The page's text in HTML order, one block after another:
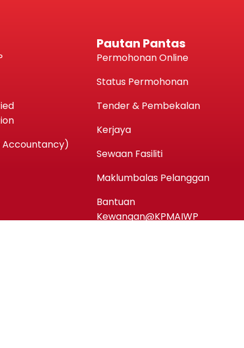
Accountancy)
Pautan Pantas
Permohonan Online
Status Permohonan
Tender & Pembekalan
Kerjaya
Sewaan Fasiliti
Maklumbalas Pelanggan
Bantuan
Kewangan@KPMAIWP